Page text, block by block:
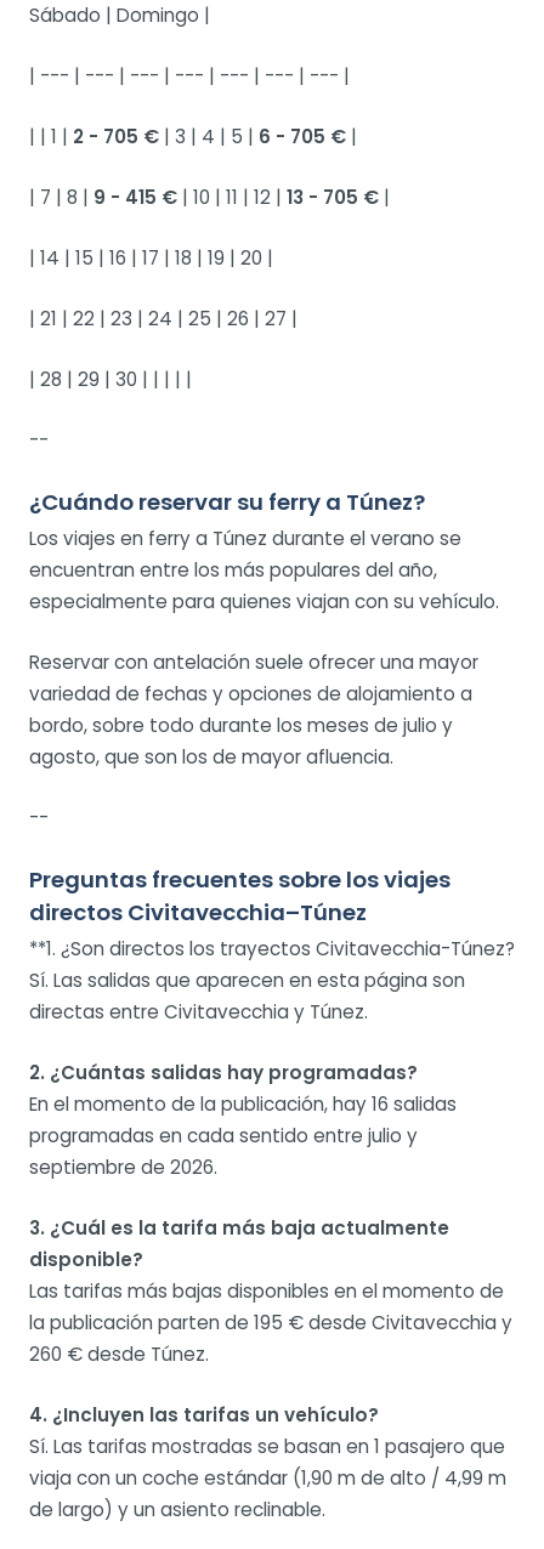
Sábado | Domingo |
| --- | --- | --- | --- | --- | --- | --- |
| | 1 | 2 - 705 € | 3 | 4 | 5 | 6 - 705 € |
| 7 | 8 | 9 - 415 € | 10 | 11 | 12 | 13 - 705 € |
| 14 | 15 | 16 | 17 | 18 | 19 | 20 |
| 21 | 22 | 23 | 24 | 25 | 26 | 27 |
| 28 | 29 | 30 | | | | |
--
¿Cuándo reservar su ferry a Túnez?
Los viajes en ferry a Túnez durante el verano se
encuentran entre los más populares del año,
especialmente para quienes viajan con su vehículo.
Reservar con antelación suele ofrecer una mayor
variedad de fechas y opciones de alojamiento a
bordo, sobre todo durante los meses de julio y
agosto, que son los de mayor afluencia.
--
Preguntas frecuentes sobre los viajes
directos Civitavecchia–Túnez
**1. ¿Son directos los trayectos Civitavecchia-Túnez?
Sí. Las salidas que aparecen en esta página son
directas entre Civitavecchia y Túnez.
2. ¿Cuántas salidas hay programadas?
En el momento de la publicación, hay 16 salidas
programadas en cada sentido entre julio y
septiembre de 2026.
3. ¿Cuál es la tarifa más baja actualmente
disponible?
Las tarifas más bajas disponibles en el momento de
la publicación parten de 195 € desde Civitavecchia y
260 € desde Túnez.
4. ¿Incluyen las tarifas un vehículo?
Sí. Las tarifas mostradas se basan en 1 pasajero que
viaja con un coche estándar (1,90 m de alto / 4,99 m
de largo) y un asiento reclinable.